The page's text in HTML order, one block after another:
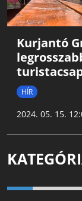
Kurjantó
HÍR
2024. 05. 15.